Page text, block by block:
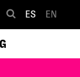
ES EN